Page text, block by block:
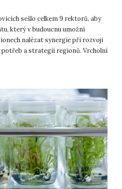
sešlo celkem 9 rektorů, aby
který v budoucnu umožní
nalézat synergie při rozvoji
potřeb a strategií regionů. Vrcholní